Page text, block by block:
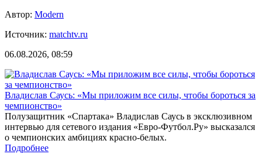
Автор: Modern
Источник: matchtv.ru
06.08.2026, 08:59
Владислав Саусь: «Мы приложим все силы, чтобы бороться за
чемпионство»
Полузащитник «Спартака» Владислав Саусь в эксклюзивном
интервью для сетевого издания «Евро-Футбол.Ру» высказался
о чемпионских амбициях красно-белых.
Подробнее